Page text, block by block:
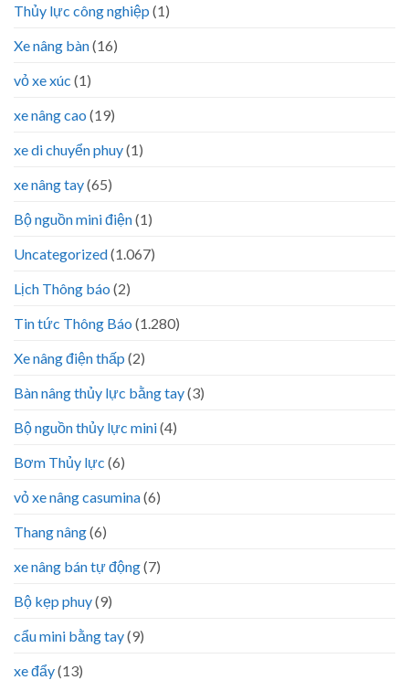
Thủy lực công nghiệp (1)
Xe nâng bàn(16)
vỏ xe xúc (1)
xe nâng cao (19)
xe di chuyển phuy(1)
xe nâng tay(65)
Bộ nguồn mini điện(1)
Uncategorized(1.067)
Lịch Thông báo (2)
Tin tức Thông Báo (1.280)
Xe nâng điện thấp (2)
Bàn nâng thủy lực bằng tay(3)
Bộ nguồn thủy lực mini(4)
Bơm Thủy lực (6)
vỏ xe nâng casumina(6)
Thang nâng(6)
xe nâng bán tự động(7)
Bộ kẹp phuy(9)
cẩu mini bằng tay(9)
xe đẩy(13)